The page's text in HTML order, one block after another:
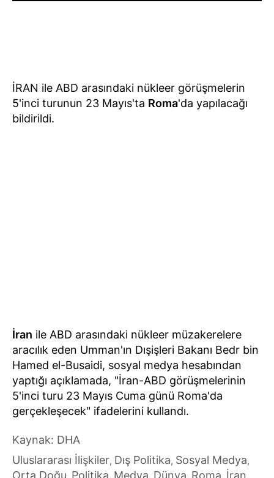
İRAN ile ABD arasındaki nükleer görüşmelerin
5'inci turunun 23 Mayıs'ta Roma'da yapılacağı
bildirildi.
İran ile ABD arasındaki nükleer müzakerelere
aracılık eden Umman'ın Dışişleri Bakanı Bedr bin
Hamed el-Busaidi, sosyal medya hesabından
yaptığı açıklamada, "İran-ABD görüşmelerinin
5'inci turu 23 Mayıs Cuma günü Roma'da
gerçekleşecek" ifadelerini kullandı.
Kaynak: DHA
Uluslararası İlişkiler, Dış Politika, Sosyal Medya,
Orta Doğu Politika Medya Dünya Roma İran